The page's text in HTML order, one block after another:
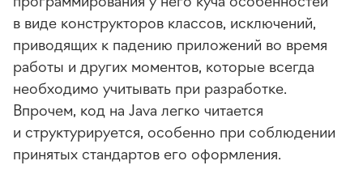
в виде конструкторов классов, исключений,
приводящих к падению приложений во время
работы и других моментов, которые всегда
необходимо учитывать при разработке.
Впрочем, код на Java легко читается
и структурируется, особенно при соблюдении
принятых стандартов его оформления.